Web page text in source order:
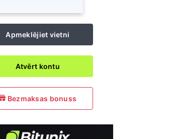
Apmeklējiet vietni
Atvērt kontu
Bezmaksas bonuss